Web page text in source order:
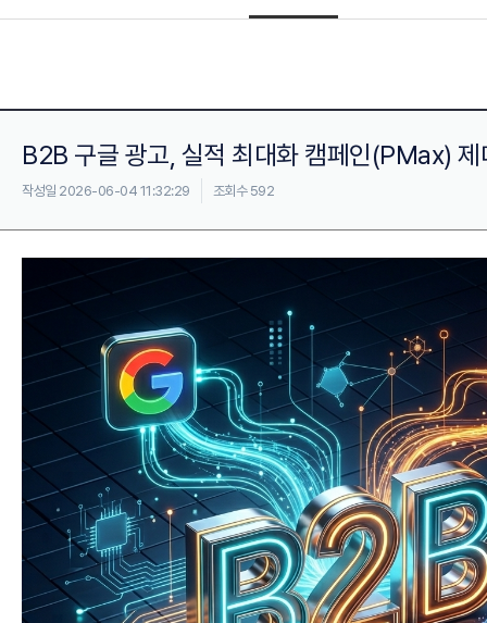
B2B 구글 광고, 실적 최대화 캠페인(PMax) 제
작성일 2026-06-04 11:32:29 조회수 592